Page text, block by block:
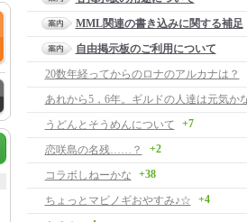
MML関連の書き込みに関する補足
自由掲示板のご利用について
20数年経ってからのロナのアルカナは？
あれから5，6年。ギルドの人達は元気か
うどんとそうめんについて
+7
恋咲島の名残……？ +2
コラボしねーかな +38
ちょっとマビノギおやすみ♪☆ +4